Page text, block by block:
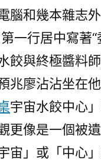
腦和幾本雜志
一行居中寫著
餃與終極醬料
兆廖沾沾坐在
宇宙水餃中心
更像是一個被
宙」或「中心